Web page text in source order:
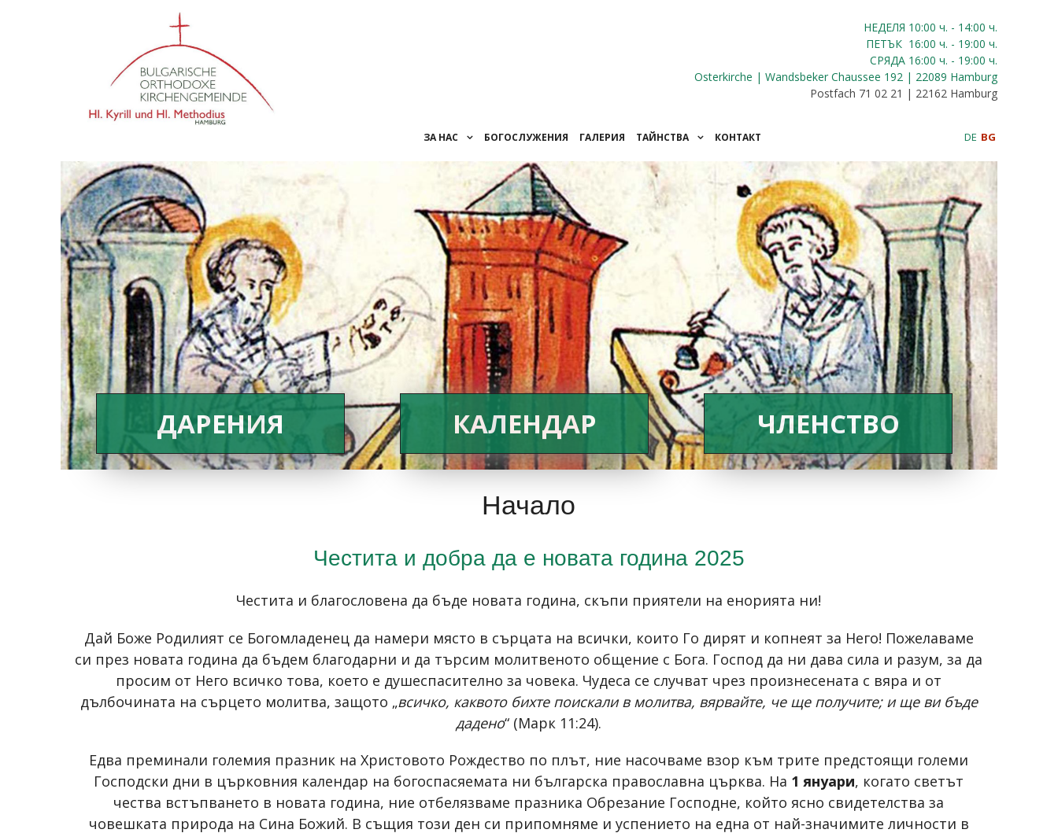
НЕДЕЛЯ 10:00 ч. - 14:00 ч.
ПЕТЪК 16:00 ч. - 19:00 ч.
СРЯДА 16:00 ч. - 19:00 ч.
Osterkirche | Wandsbeker Chaussee 192 | 22089 Hamburg
Postfach 71 02 21 | 22162 Hamburg
ЗА НАС БОГОСЛУЖЕНИЯ ГАЛЕРИЯ ТАЙНСТВА КОНТАКТ DE BG
ДАРЕНИЯ КАЛЕНДАР ЧЛЕНСТВО
Начало
Честита и добра да е новата година 2025
Честита и благословена да бъде новата година, скъпи приятели на енорията ни!
Дай Боже Родилият се Богомладенец да намери място в сърцата на всички, които Го дирят и копнеят за Него! Пожелаваме
си през новата година да бъдем благодарни и да търсим молитвеното общение с Бога. Господ да ни дава сила и разум, за да
просим от Него всичко това, което е душеспасително за човека. Чудеса се случват чрез произнесената с вяра и от
дълбочината на сърцето молитва, защото „всичко, каквото бихте поискали в молитва, вярвайте, че ще получите; и ще ви бъде
дадено“ (Марк 11:24).
Едва преминали големия празник на Христовото Рождество по плът, ние насочваме взор към трите предстоящи големи
Господски дни в църковния календар на богоспасяемата ни българска православна църква. На 1 януари, когато светът
чества встъпването в новата година, ние отбелязваме празника Обрезание Господне, който ясно свидетелства за
човешката природа на Сина Божий. В същия този ден си припомняме и успението на една от най-значимите личности в